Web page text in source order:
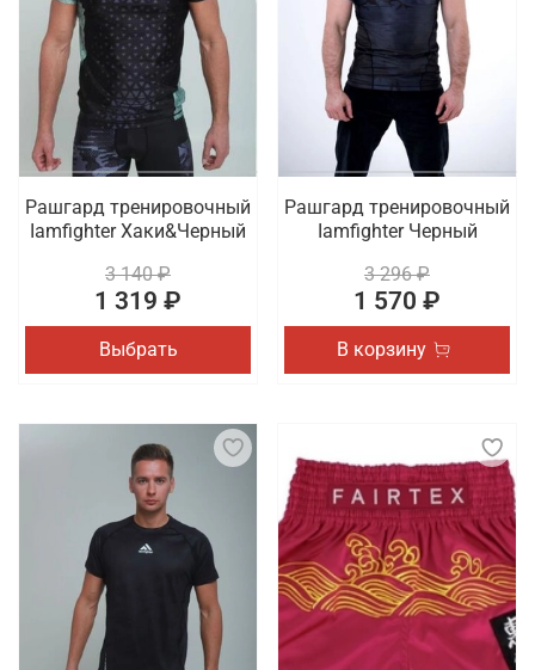
Рашгард тренировочный
Iamfighter Хаки&Черный
3 140 ₽
1 319 ₽
Выбрать
Рашгард тренировочный
Iamfighter Черный
3 296 ₽
1 570 ₽
В корзину